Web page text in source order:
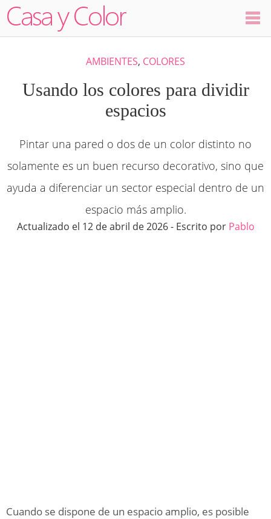
Decoración
Ambientes
Dormitorios
Cocinas
AMBIENTES, COLORES
Usando los colores para dividir
espacios
Pintar una pared o dos de un color distinto no
solamente es un buen recurso decorativo, sino que
ayuda a diferenciar un sector especial dentro de un
espacio más amplio.
Actualizado el 12 de abril de 2026 - Escrito por Pablo
Cuando se dispone de un espacio amplio, es posible